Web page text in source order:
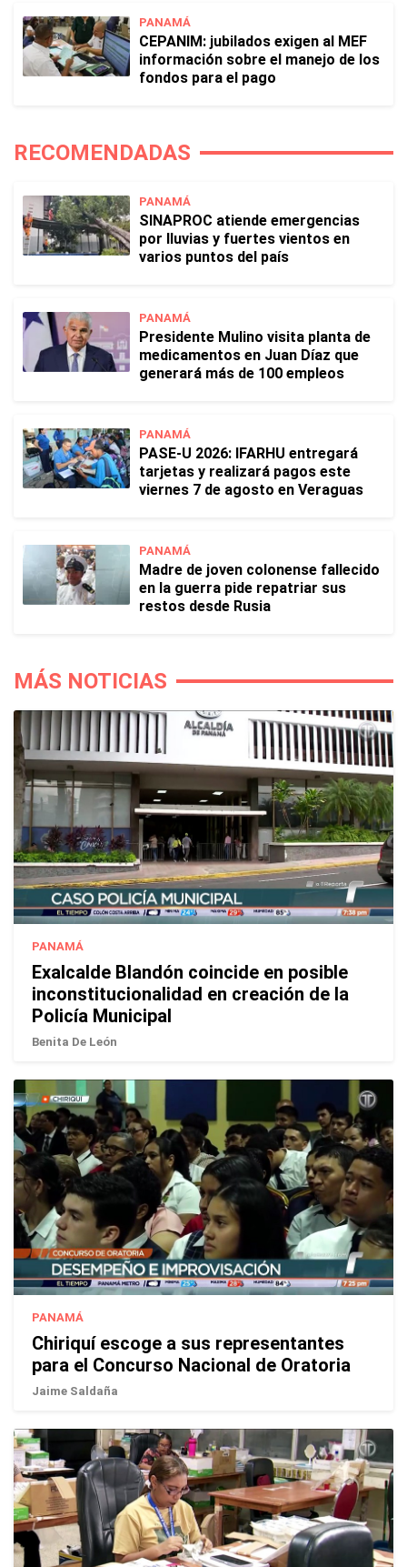
PANAMÁ
CEPANIM: jubilados exigen al MEF
información sobre el manejo de los
fondos para el pago
RECOMENDADAS
PANAMÁ
SINAPROC atiende emergencias
por lluvias y fuertes vientos en
varios puntos del país
PANAMÁ
Presidente Mulino visita planta de
medicamentos en Juan Díaz que
generará más de 100 empleos
PANAMÁ
PASE-U 2026: IFARHU entregará
tarjetas y realizará pagos este
viernes 7 de agosto en Veraguas
PANAMÁ
Madre de joven colonense fallecido
en la guerra pide repatriar sus
restos desde Rusia
MÁS NOTICIAS
PANAMÁ
Exalcalde Blandón coincide en posible
inconstitucionalidad en creación de la
Policía Municipal
Benita De León
PANAMÁ
Chiriquí escoge a sus representantes
para el Concurso Nacional de Oratoria
Jaime Saldaña